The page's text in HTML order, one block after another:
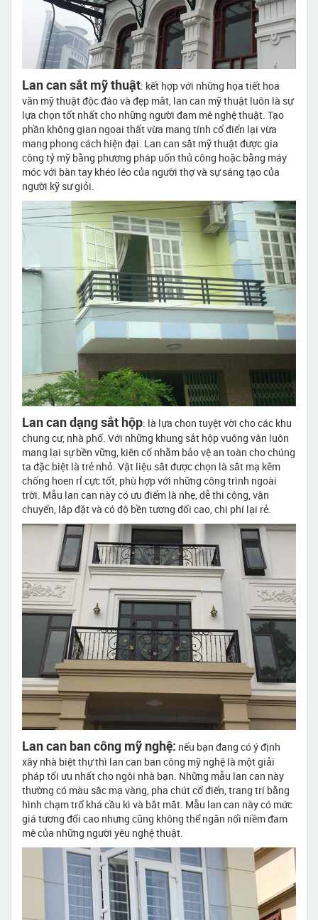
Lan can sắt mỹ thuật: kết hợp với những họa tiết hoa
văn mỹ thuật độc đáo và đẹp mắt, lan can mỹ thuật luôn là sự
lựa chọn tốt nhất cho những người đam mê nghệ thuật. Tạo
phần không gian ngoại thất vừa mang tính cổ điển lại vừa
mang phong cách hiện đại. Lan can sắt mỹ thuật được gia
công tỷ mỹ bằng phương pháp uốn thủ công hoặc bằng máy
móc với bàn tay khéo léo của người thợ và sự sáng tạo của
người kỹ sư giỏi.
Lan can dạng sắt hộp: là lựa chon tuyệt vời cho các khu
chung cư, nhà phố. Với những khung sắt hộp vuông vắn luôn
mang lại sự bền vững, kiên cố nhằm bảo vệ an toàn cho chúng
ta đặc biệt là trẻ nhỏ. Vật liệu sắt được chọn là sắt mạ kẽm
chống hoen rỉ cực tốt, phù hợp với những công trình ngoài
trời. Mẫu lan can này có ưu điểm là nhẹ, dễ thi công, vận
chuyển, lắp đặt và có độ bền tương đối cao, chi phí lại rẻ.
Lan can ban công mỹ nghệ: nếu bạn đang có ý định
xây nhà biệt thự thì lan can ban công mỹ nghệ là một giải
pháp tối ưu nhất cho ngôi nhà bạn. Những mẫu lan can này
thường có màu sắc mạ vàng, pha chút cổ điển, trang trí bằng
hình chạm trổ khá cầu kì và bắt mắt. Mẫu lan can này có mức
giá tương đối cao nhưng cũng không thể ngăn nổi niềm đam
mê của những người yêu nghệ thuật.